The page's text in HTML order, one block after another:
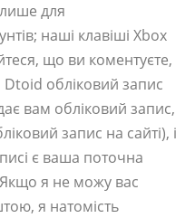
для
наші клавіші Xbox
що ви коментуєте,
обліковий запис
вам обліковий запис,
запис на сайті), і
є ваша поточна
я не можу вас
я натомість